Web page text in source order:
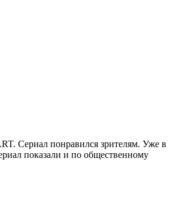
Сериал понравился зрителям. Уже в
показали и по общественному